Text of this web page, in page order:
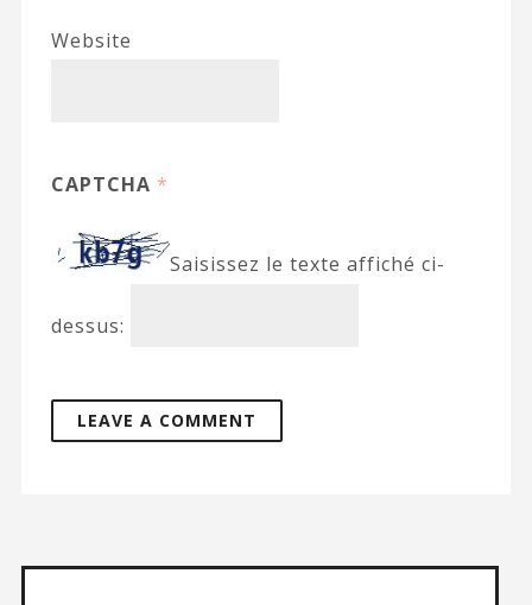
Website
CAPTCHA *
Saisissez le texte affiché ci-
dessus: